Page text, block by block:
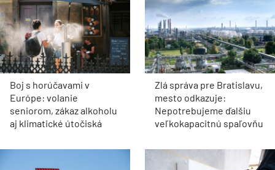
Boj s horúčavami v
Európe: volanie
seniorom, zákaz alkoholu
aj klimatické útočiská
Zlá správa pre Bratislavu,
mesto odkazuje:
Nepotrebujeme ďalšiu
veľkokapacitnú spaľovňu